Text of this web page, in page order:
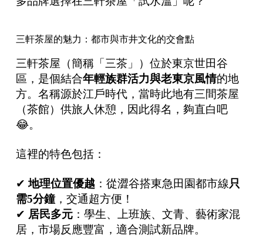
三軒茶屋的魅力：都市與市井文化的交會點
三軒茶屋（簡稱「三茶」）位於東京世田谷
區，是個結合年輕族群活力與老東京風情的地
方。名稱源於江戶時代，當時此地有三間茶屋
（茶館）供旅人休憩，因此得名，夠直白吧
😂。
這裡的特色包括：
✔地理位置優越：從澀谷搭東急田園都市線只
需5分鐘，交通超方便！
✔ 居民多元：學生、上班族、文青、藝術家混
居，市場反應豐富，適合測試新品牌。